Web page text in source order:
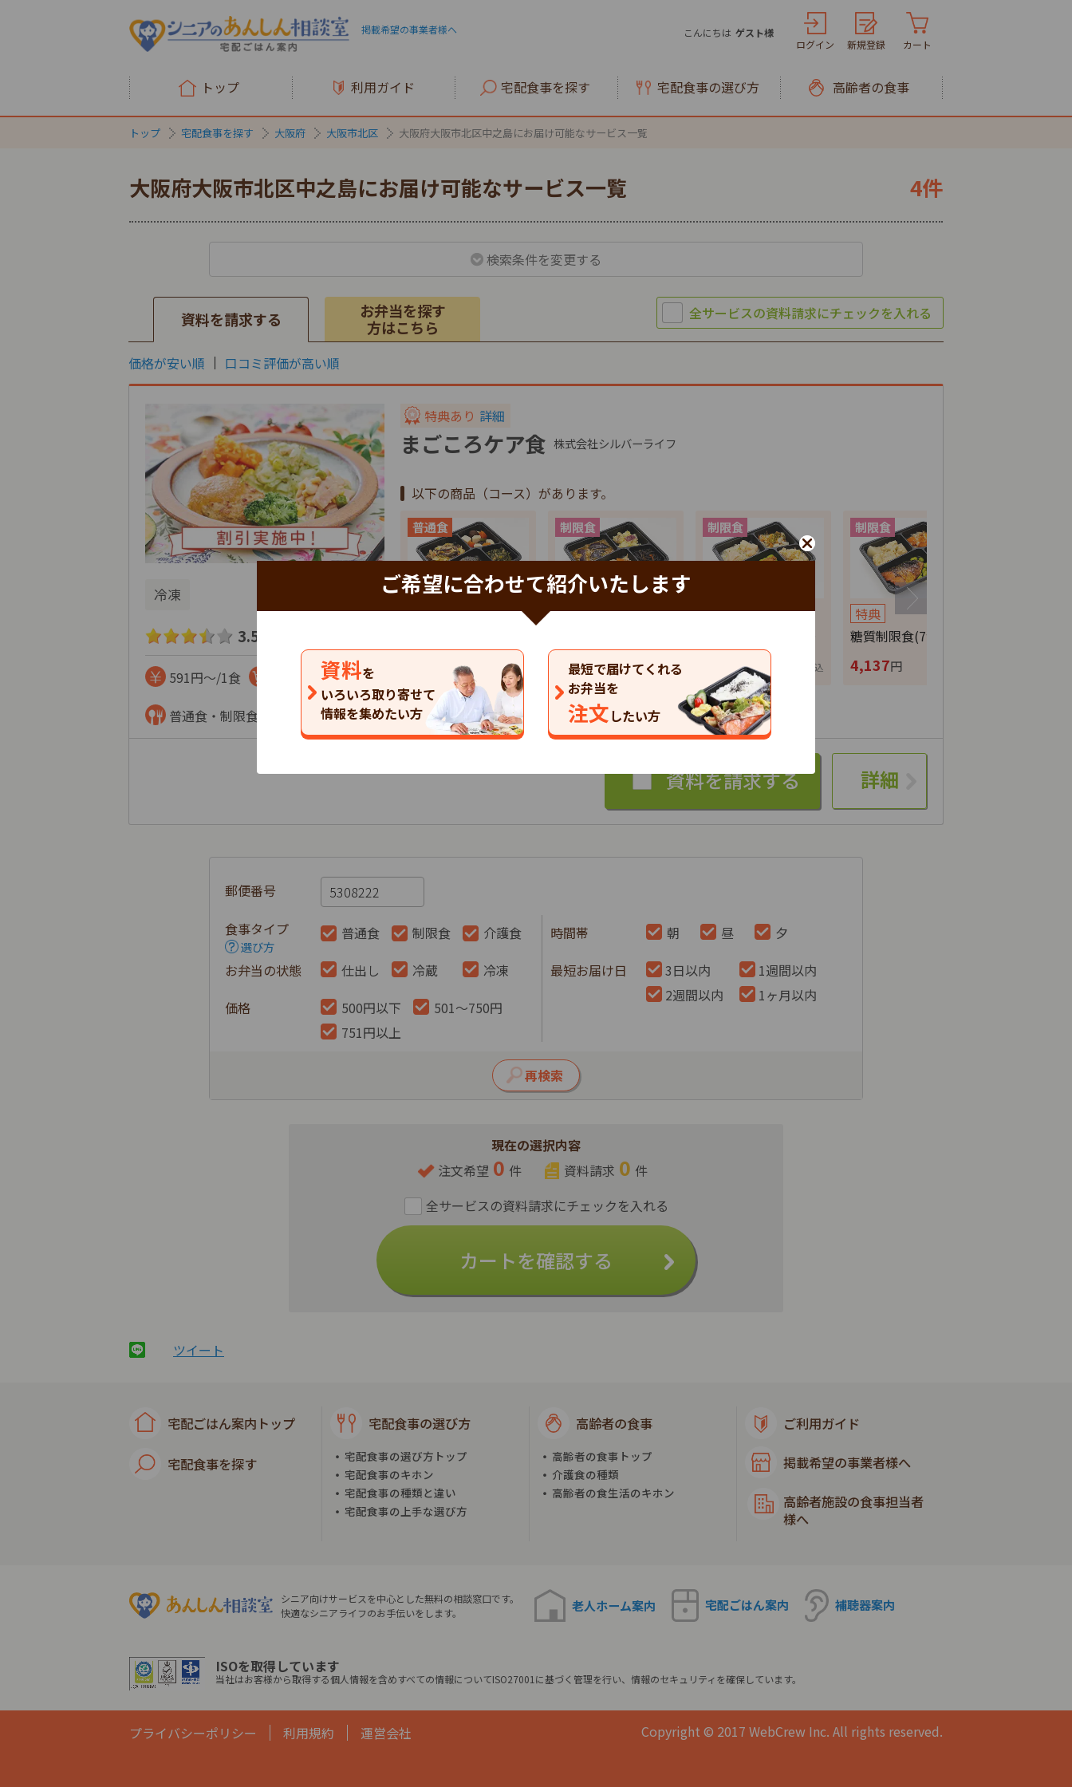
掲載希望の事業者様へ こんにちは ゲスト様
ログイン
新規登録 カート
トップ 利用ガイド 宅配食事を探す 宅配食事の選び方 高齢者の食事
トップ 宅配食事を探す 大阪府 大阪市北区 大阪府大阪市北区中之島にお届け可能なサービス一覧
ご希望に合わせて紹介いたします
資料を
いろいろ取り寄せて
情報を集めたい方
最短で届けてくれる
お弁当を
注文したい方
大阪府大阪市北区中之島にお届け可能なサービス一覧 4件
検索条件を変更する
資料を請求する
お弁当を探す
方はこちら
価格が安い順 口コミ評価が高い順
特典あり 詳細
まごころケア食 株式会社シルバーライフ
冷凍
3.5
591円～/1食
まとめて注文
普通食・制限食
以下の商品（コース）があります。
特典
円 税込
特典
4,137円 税込
特典
4,137円 税込
特典
糖質制限食(7食セ…
4,137円
まごころケア食のお弁当の一覧を見る
詳細
現在の選択内容
注文希望 0 件 資料請求 0 件
カートを確認する
郵便番号
食事タイプ
選び方
普通食 制限食
介護食
お弁当の状態
仕出し 冷蔵 冷凍
時間帯 朝 昼 夕
価格 500円以下
501～750円
751円以上
最短お届け日 3日以内
1週間以内
2週間以内
1ヶ月以内
ツイート
宅配ごはん案内トップ
宅配食事を探す
宅配食事の選び方
宅配食事の選び方トップ
宅配食事のキホン
宅配食事の種類と違い
宅配食事の上手な選び方
高齢者の食事
高齢者の食事トップ
介護食の種類
高齢者の食生活のキホン
ご利用ガイド
掲載希望の事業者様へ
高齢者施設の食事担当者
様へ
シニア向けサービスを中心とした無料の相談窓口です。
快適なシニアライフのお手伝いをします。
老人ホーム案内 宅配ごはん案内 補聴器案内
ISOを取得しています
当社はお客様から取得する個人情報を含めすべての情報についてISO27001に基づく管理を行い、情報のセキュリティを確保しています。
プライバシーポリシー 利用規約 運営会社 Copyright © 2017 WebCrew Inc. All rights reserved.